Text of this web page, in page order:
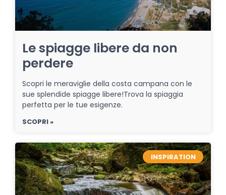
Le spiagge libere da non
perdere
Scopri le meraviglie della costa campana con le
sue splendide spiagge libere!Trova la spiaggia
perfetta per le tue esigenze.
SCOPRI »
INSPIRATION